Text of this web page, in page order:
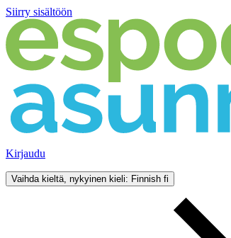
Siirry sisältöön
Kirjaudu
Vaihda kieltä, nykyinen kieli: Finnish fi